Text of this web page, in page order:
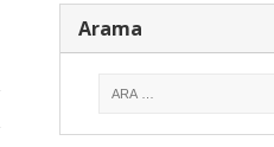
Arama